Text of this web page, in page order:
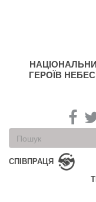
ГЕРОЇВ
Пошукова
форма
Пошук
СПІВПРАЦЯ